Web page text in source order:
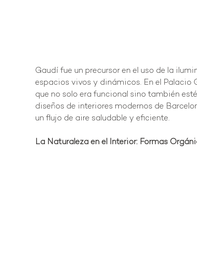
Gaudí fue un precursor en el uso de la
espacios vivos y dinámicos. En el Palacio
que no solo era funcional sino también
diseños de interiores modernos de
un flujo de aire saludable y eficiente.
La Naturaleza en el Interior: Formas